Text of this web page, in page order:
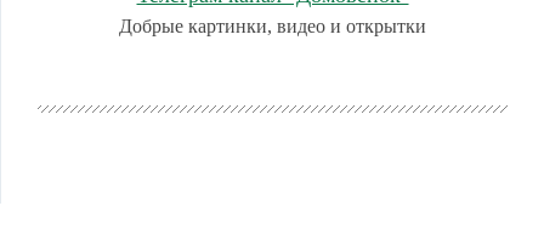
Добрые картинки, видео и открытки